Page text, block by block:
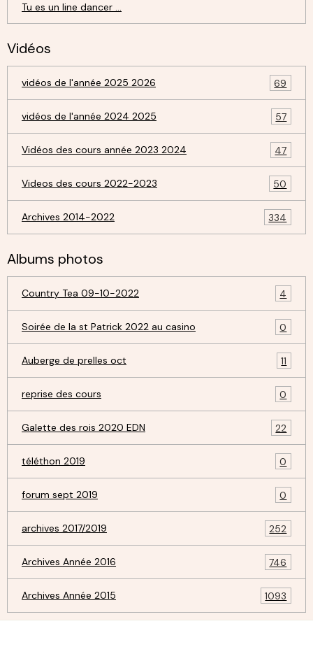
Tu es un line dancer ...
Vidéos
vidéos de l'année 2025 2026 69
vidéos de l'année 2024 2025 57
Vidéos des cours année 2023 2024 47
Videos des cours 2022-2023 50
Archives 2014-2022 334
Albums photos
Country Tea 09-10-2022 4
Soirée de la st Patrick 2022 au casino 0
Auberge de prelles oct 11
reprise des cours 0
Galette des rois 2020 EDN 22
téléthon 2019 0
forum sept 2019 0
archives 2017/2019 252
Archives Année 2016 746
Archives Année 2015 1093